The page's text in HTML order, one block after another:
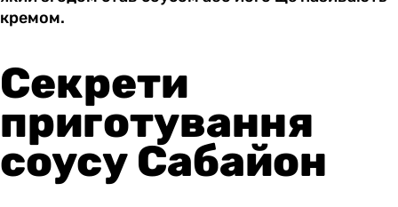
кремом.
Секрети
приготування
соусу Сабайон